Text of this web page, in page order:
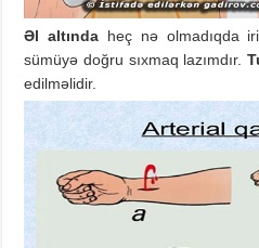
Əl altında heç nə olmadıqda
sümüyə doğru sıxmaq lazımdır.
edilməlidir.